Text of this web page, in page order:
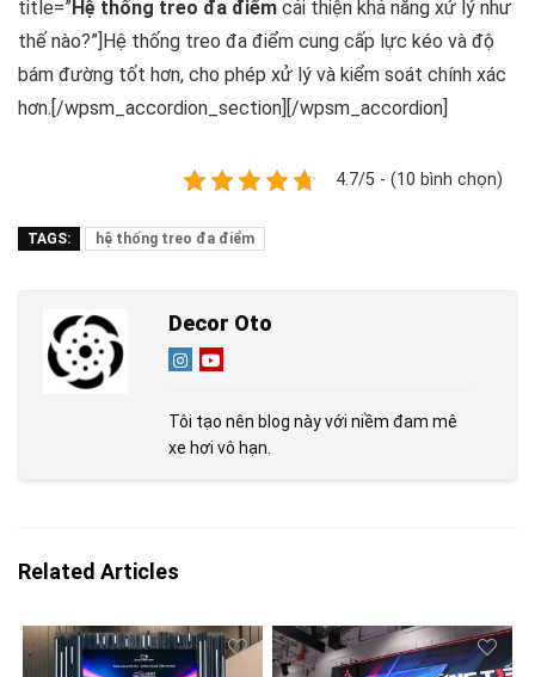
title=”Hệ thống treo đa điểm cải thiện khả năng xử lý như
thế nào?”]Hệ thống treo đa điểm cung cấp lực kéo và độ
bám đường tốt hơn, cho phép xử lý và kiểm soát chính xác
hơn.[/wpsm_accordion_section][/wpsm_accordion]
4.7/5 - (10 bình chọn)
TAGS: hệ thống treo đa điểm
Decor Oto
Tôi tạo nên blog này với niềm đam mê
xe hơi vô hạn.
Related Articles